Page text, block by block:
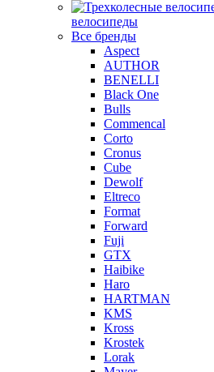
велосипеды
Все бренды
Aspect
AUTHOR
BENELLI
Black One
Bulls
Commencal
Corto
Cronus
Cube
Dewolf
Eltreco
Format
Forward
Fuji
GTX
Haibike
Haro
HARTMAN
KMS
Kross
Krostek
Lorak